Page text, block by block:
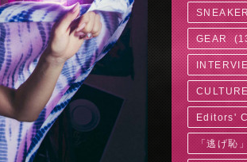
GEAR (
Editors'
「逃げ恥